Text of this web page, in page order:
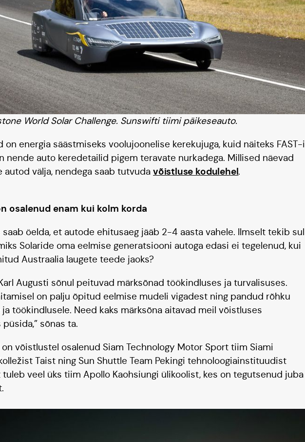
World Solar Challenge. Sunswifti tiimi päikeseauto.
on energia säästmiseks voolujoonelise kerekujuga, kuid näiteks FAST-i
nende auto keredetailid pigem teravate nurkadega. Millised näevad
autod välja, nendega saab tutvuda võistluse kodulehel.
osalenud enam kui kolm korda
saab öelda, et autode ehitusaeg jääb 2-4 aasta vahele. Ilmselt tekib sul
Solaride oma eelmise generatsiooni autoga edasi ei tegelenud, kui
Austraalia laugete teede jaoks?
Augusti sõnul peituvad märksõnad töökindluses ja turvalisuses.
on palju õpitud eelmise mudeli vigadest ning pandud rõhku
töökindlusele. Need kaks märksõna aitavad meil võistluses
sõnas ta.
on võistlustel osalenud Siam Technology Motor Sport tiim Siami
Taist ning Sun Shuttle Team Pekingi tehnoloogiainstituudist
tuleb veel üks tiim Apollo Kaohsiungi ülikoolist, kes on tegutsenud juba